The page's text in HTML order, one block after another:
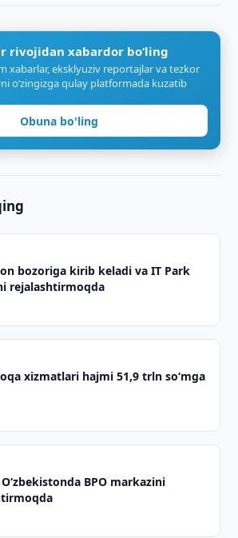
rivojidan xabardor bo‘ling
xabarlar, eksklyuziv reportajlar va tezkor
o‘zingizga qulay platformada kuzatib
Obuna bo'ling
bozoriga kirib keladi va IT Park
rejalashtirmoqda
xizmatlari hajmi 51,9 trln so‘mga
BPO markazini